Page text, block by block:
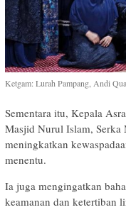
Ketgam: Lurah Pampang, Andi
Sementara itu, Kepala
Masjid Nurul Islam,
meningkatkan
menentu.
Ia juga mengingatkan
keamanan dan ketertiban